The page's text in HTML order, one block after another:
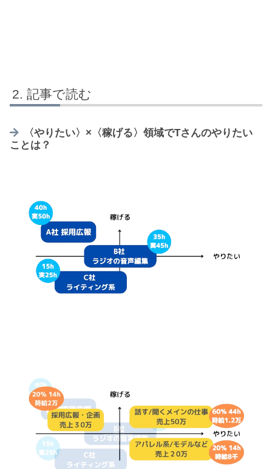
記事で読む
〈やりたい〉×〈稼げる〉領域でTさんのやりたい
ことは？